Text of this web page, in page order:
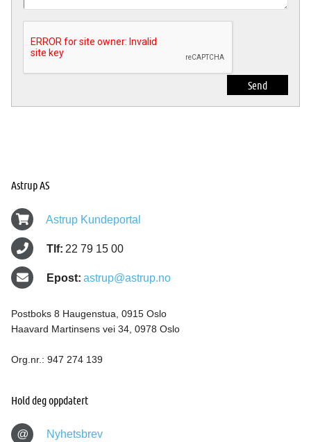
Astrup AS
Astrup Kundeportal
Tlf: 22 79 15 00
Epost: astrup@astrup.no
Postboks 8 Haugenstua, 0915 Oslo
Haavard Martinsens vei 34, 0978 Oslo
Org.nr.: 947 274 139
Hold deg oppdatert
@ Nyhetsbrev